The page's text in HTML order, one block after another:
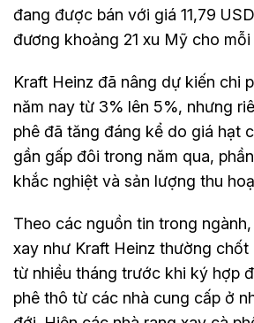
đang được bán với giá 11,79
đương khoảng 21 xu Mỹ cho mỗi
Kraft Heinz đã nâng dự kiến chi
năm nay từ 3% lên 5%, nhưng
phê đã tăng đáng kể do giá hạt
gần gấp đôi trong năm qua,
khắc nghiệt và sản lượng thu
Theo các nguồn tin trong
xay như Kraft Heinz thường chốt
từ nhiều tháng trước khi ký hợp
phê thô từ các nhà cung cấp ở